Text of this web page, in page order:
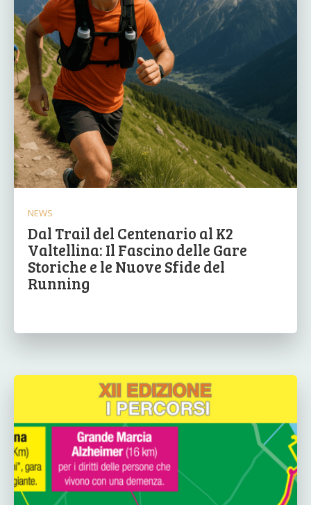
NEWS
Dal Trail del Centenario al K2
Valtellina: Il Fascino delle Gare
Storiche e le Nuove Sfide del
Running